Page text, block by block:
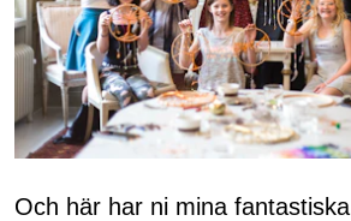
Och här har ni mina fantastiska